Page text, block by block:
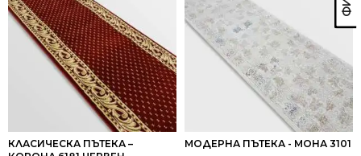
КЛАСИЧЕСКА ПЪТЕКА –
МОДЕРНА ПЪТЕКА - МОНА 3101